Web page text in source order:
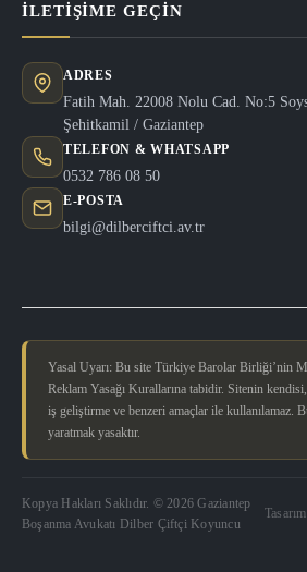
İLETIŞIME GEÇIN
ADRES
Fatih Mah. 22008 Nolu Cad. No:5
Şehitkamil / Gaziantep
TELEFON & WHATSAPP
0532 786 08 50
E-POSTA
bilgi@dilberciftci.av.tr
Yasal Uyarı: Bu site Türkiye Barolar Birliği’nin
Reklam Yasağı Kurallarına tabidir. Sitenin
iş geliştirme ve benzeri amaçlar ile kullanılamaz.
yaratmak yasaktır.
Kopya Hakları Saklıdır. © 2026 Gaziantep
Boşanma Avukatı Dilber Çiftçi Koyuncu